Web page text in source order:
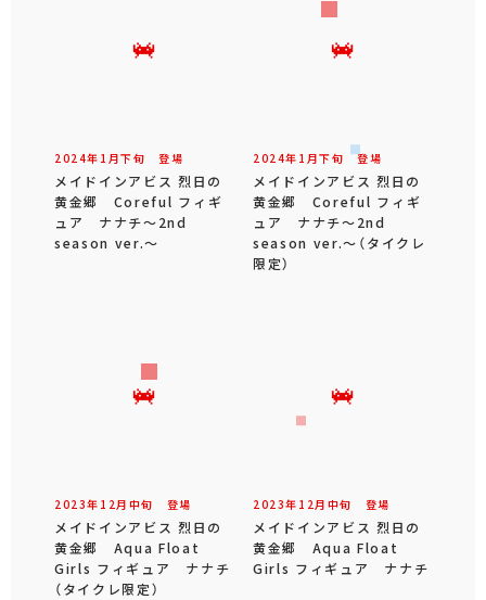
2024年 1 月下旬 登場
メイドインアビス 烈日の
黄金郷 Coreful フィギ
ュア ナナチ～2nd
season ver.～
2024年 1 月下旬 登場
メイドインアビス 烈日の
黄金郷 Coreful フィギ
ュア ナナチ～2nd
season ver.～（タイクレ
限定）
2023年 12 月 中旬 登場
メイドインアビス 烈日の
黄金郷 Aqua Float
Girls フィギュア ナナチ
（タイクレ限定）
2023年 12 月 中旬 登場
メイドインアビス 烈日の
黄金郷 Aqua Float
Girls フィギュア ナナチ